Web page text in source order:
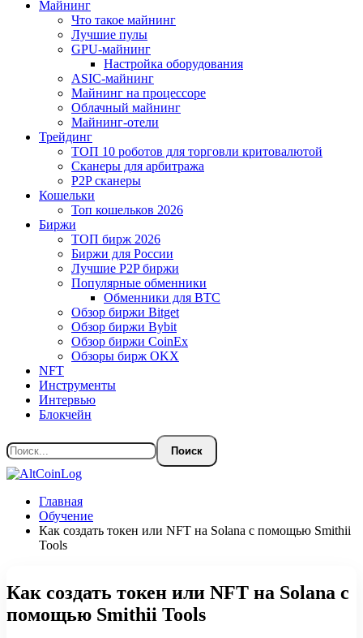
Майнинг
Что такое майнинг
Лучшие пулы
GPU-майнинг
Настройка оборудования
ASIC-майнинг
Майнинг на процессоре
Облачный майнинг
Майнинг-отели
Трейдинг
ТОП 10 роботов для торговли критовалютой
Сканеры для арбитража
P2P сканеры
Кошельки
Топ кошельков 2026
Биржи
ТОП бирж 2026
Биржи для России
Лучшие P2P биржи
Популярные обменники
Обменники для BTC
Обзор биржи Bitget
Обзор биржи Bybit
Обзор биржи CoinEx
Обзоры бирж OKX
NFT
Инструменты
Интервью
Блокчейн
Главная
Обучение
Как создать токен или NFT на Solana с помощью Smithii
Tools
Как создать токен или NFT на Solana с
помощью Smithii Tools